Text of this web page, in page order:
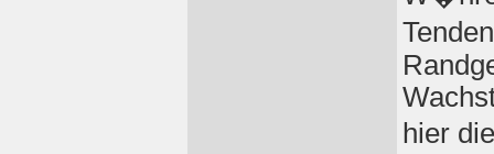
hier